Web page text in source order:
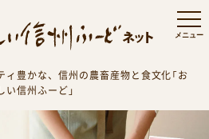
豊かな、信州の農畜産物と食文化「お
い信州ふーど」